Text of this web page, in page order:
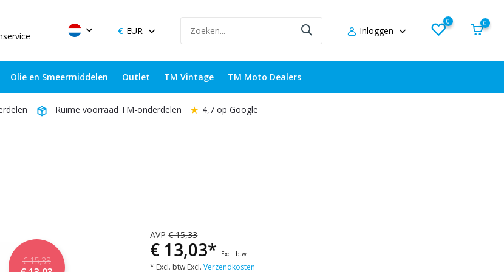
EUR Inloggen
0 0
Olie en Smeermiddelen Outlet TM Vintage TM Moto Dealers
Ruime voorraad TM-onderdelen ★ 4,7 op Google
€ 15,33
AVP€ 15,33
€ 13,03* Excl. btw
* Excl. btw Excl.Verzendkosten